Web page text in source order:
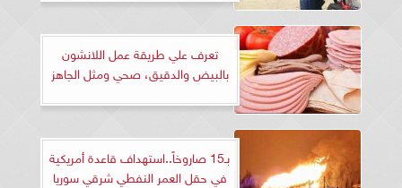
تعرف علي طريقة عمل اللانشون
بالبيض والدقيق، صحي ومثل الجاهز
بـ15 صاروخاً..استهداف قاعدة أمريكية
في حقل العمر النفطي شرقي سوريا